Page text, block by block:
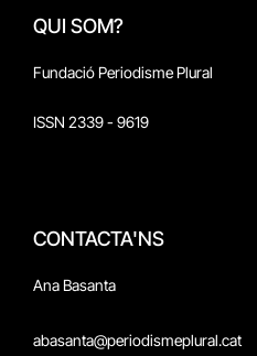
QUI SOM?
Fundació Periodisme Plural
ISSN 2339 - 9619
CONTACTA'NS
Ana Basanta
abasanta@periodismeplural.cat